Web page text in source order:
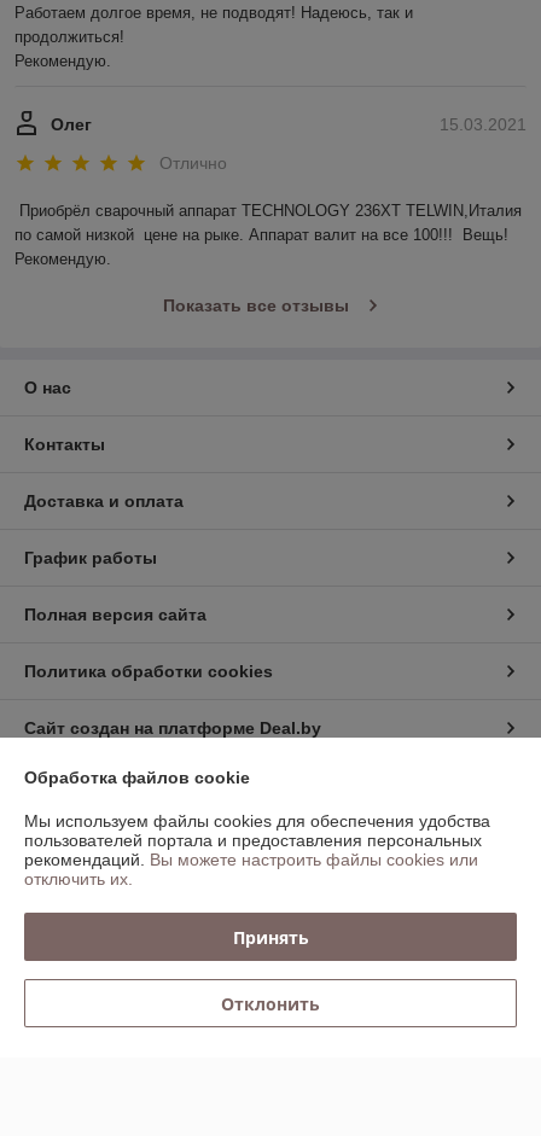
Работаем долгое время, не подводят! Надеюсь, так и
продолжиться!
Рекомендую.
15.03.2021
Олег
Отлично
Приобрёл сварочный аппарат TECHNOLOGY 236ХТ TELWIN,Италия
по самой низкой  цене на рыке. Аппарат валит на все 100!!!  Вещь!
Рекомендую.
Показать все отзывы
О нас
Контакты
Доставка и оплата
График работы
Полная версия сайта
Политика обработки cookies
Сайт создан на платформе Deal.by
Информация для покупателя
Минск, ул.Инженерная,1Б, каб 208
Регистрационный номер ЕГР: 191310955
Обработка файлов cookie
Мы используем файлы cookies для обеспечения удобства
пользователей портала и предоставления персональных
рекомендаций. Вы можете настроить файлы cookies или
отключить их.
Принять
Отклонить